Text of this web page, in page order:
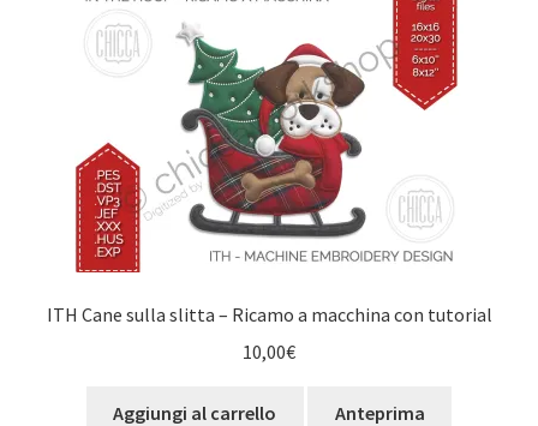
ITH Cane sulla slitta – Ricamo a macchina con tutorial
10,00€
Aggiungi al carrello Anteprima